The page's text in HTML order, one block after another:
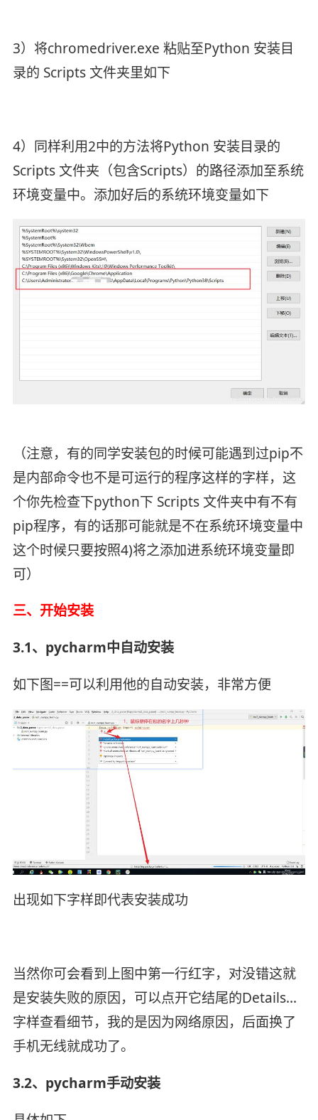
3）将chromedriver.exe 粘贴至Python 安装目
录的 Scripts 文件夹里如下
4）同样利用2中的方法将Python 安装目录的
Scripts 文件夹（包含Scripts）的路径添加至系统
环境变量中。添加好后的系统环境变量如下
（注意，有的同学安装包的时候可能遇到过pip不
是内部命令也不是可运行的程序这样的字样，这
个你先检查下python下 Scripts 文件夹中有不有
pip程序，有的话那可能就是不在系统环境变量中
这个时候只要按照4)将之添加进系统环境变量即
可）
三、开始安装
3.1、pycharm中自动安装
如下图==可以利用他的自动安装，非常方便
出现如下字样即代表安装成功
当然你可会看到上图中第一行红字，对没错这就
是安装失败的原因，可以点开它结尾的Details…
字样查看细节，我的是因为网络原因，后面换了
手机无线就成功了。
3.2、pycharm手动安装